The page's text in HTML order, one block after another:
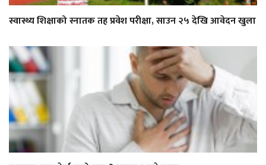
स्वास्थ्य शिक्षाको स्नातक तह प्रवेश परीक्षा, साउन २५ देखि आवेदन खुला